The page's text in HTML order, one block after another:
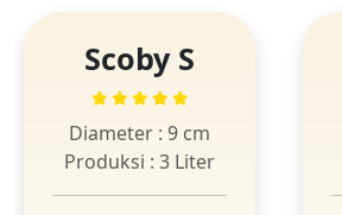
Scoby S
Diameter : 9 cm
Produksi : 3 Liter